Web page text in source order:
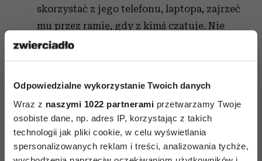
Odpowiedzialne wykorzystanie Twoich danych
Wraz z naszymi 1022 partnerami przetwarzamy Twoje
osobiste dane, np. adres IP, korzystając z takich
technologii jak pliki cookie, w celu wyświetlania
spersonalizowanych reklam i treści, analizowania tychże,
skorzystać z jego telefonu, laptopa, zajrzeć
mu przez ramię, gdy z kimś czatuje. Nie
będzie przy tobie rozmawiał przez telefon.
To, że usilnie próbuje zachować swoją
ukrywa, ale może oznaczać, że ci nie ufa, że
nie chce byś stała się częścią jego życia.
Nie daje ci motylków w brzuchu. Może i
twój partner jest chodzącym ideałem, ale